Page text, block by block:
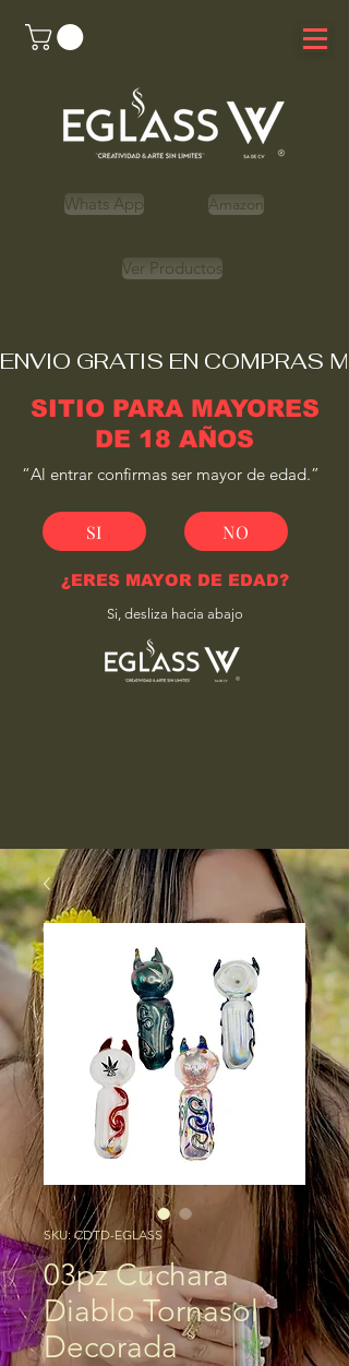
Ver Productos
ENVIO GRATIS EN COMPRAS
SITIO PARA MAYORES
DE 18 AÑOS
“Al entrar confirmas ser mayor de edad.”
SI NO
¿ERES MAYOR DE EDAD?
Si, desliza hacia abajo
Whats App Amazon
SKU: CDTD-EGLASS
03pz Cuchara
Diablo Tornasol
Decorada